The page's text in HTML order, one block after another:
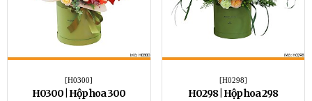
[H0300]
H0300 | Hộp hoa 300
[H0298]
H0298 | Hộp hoa 298